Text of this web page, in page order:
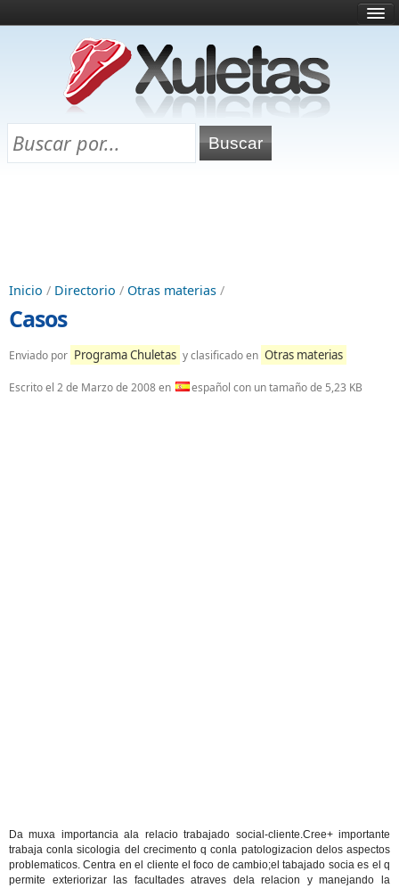
¿Qué es esto?
Directorio
Chuletas para exámenes
Inicio / Directorio / Otras materias /
Casos
Enviado por Programa Chuletas y clasificado en Otras materias
Escrito el 2 de Marzo de 2008en español con un tamaño de 5,23 KB
Da muxa importancia ala relacio trabajado social-cliente.Cree+ importante
trabaja conla sicologia del crecimento q conla patologizacion delos aspectos
problematicos. Centra en el cliente el foco de cambio;el tabajado socia es el q
permite exteriorizar las facultades atraves dela relacion y manejando la